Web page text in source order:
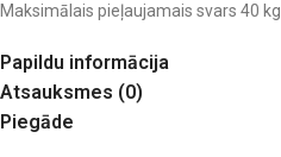
Maksimālais pieļaujamais svars 40 kg
Papildu informācija
Atsauksmes (0)
Piegāde